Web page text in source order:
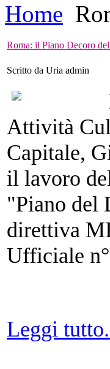
Home
Roma: il Piano Decoro
Scritto da Uria admin
Attività
Capitale,
il lavoro
"Piano del
direttiva
Ufficiale
Leggi